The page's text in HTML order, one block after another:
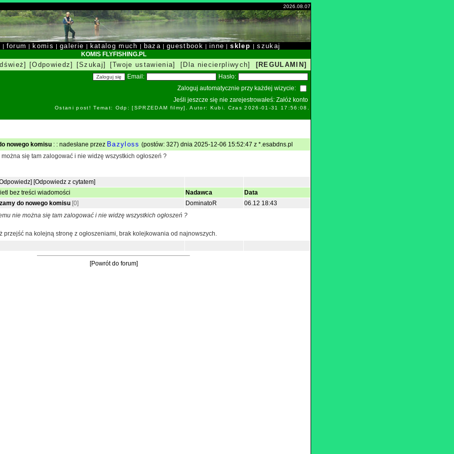
2026.08.07
| forum | komis |galerie | katalog much | baza | guestbook | inne |sklep |szukaj
KOMIS FLYFISHING.PL
[Odpowiedz] [Szukaj] [Twoje ustawienia] [Dla niecierpliwych] [REGULAMIN]
Email:
Hasło:
Zaloguj automatycznie przy każdej wizycie:
Jeśli jeszcze się nie zarejestrowałeś: Załóż konto
Ostani post! Temat: Odp: [SPRZEDAM filmy]. Autor: Kubi. Czas 2026-01-31 17:56:08.
nowego komisu : : nadesłane przez Bazyloss (postów: 327) dnia 2025-12-06 15:52:47 z *.esabdns.pl
się tam zalogować i nie widzę wszystkich ogłoszeń ?
[Odpowiedz z cytatem]
bez treści wiadomości Nadawca
Data
do nowego komisu [0] DominatoR
06.12 18:43
nie można się tam zalogować i nie widzę wszystkich ogłoszeń ?
przejść na kolejną stronę z ogłoszeniami, brak kolejkowania od najnowszych.
[Powrót do forum]